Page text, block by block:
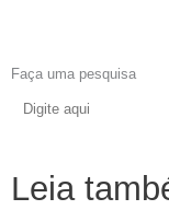
Faça uma pesquisa
Leia